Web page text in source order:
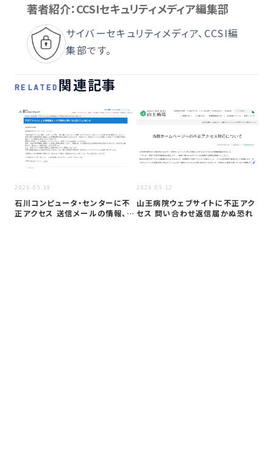
著者紹介：CCSIセキュリティメディア編集部
サイバーセキュリティメディア、CCSI編
集部です。
RELATED 関連記事
2026.05.19
石川コンピュータ・センターに不
正アクセス 送信メールの情報、漏
2026.05.12
山王病院ウェブサイトに不正アク
セス 問い合わせ返信届かぬ恐れ